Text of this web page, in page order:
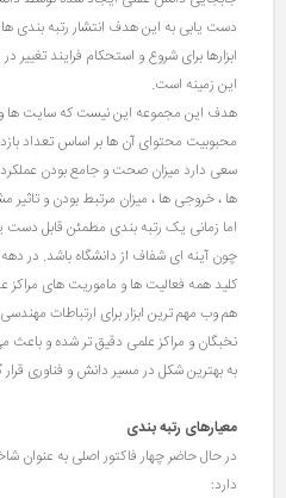
دست یابی به این هدف انتشار رتبه بندی
ابزارها برای شروع و استحکام فرایند تغییر
این زمینه است.
هدف این مجموعه این نیست که سایت ها و
محبوبیت محتوای آن ها بر اساس تعداد
سعی دارد میزان صحت و جامع بودن عملکرد
ها ، خروجی ها ، میزان مرتبط بودن و
اما زمانی یک رتبه بندی مطمئن قابل
کلید همه فعالیت ها و ماموریت های مراکز
هم وب مهم ترین ابزار برای ارتباطات
نخبگان و مراکز علمی دقیق تر شده و باعث
به بهترین شکل در مسیر دانش و فناوری قرار
معیارهای رتبه بندی
در حال حاضر چهار فاکتور اصلی به عنوان
دارد: